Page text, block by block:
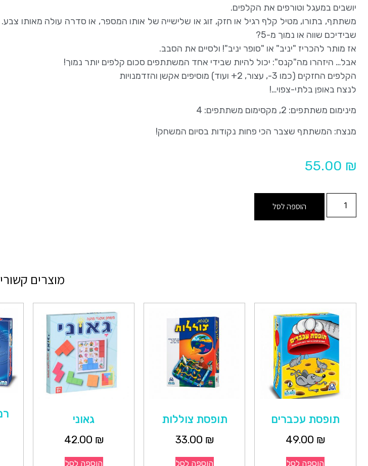
יושבים במעגל וטורפים את הקלפים.
משתתף, בתורו, מטיל קלף רגיל או חזק, זוג או שלישייה של אותו המספר, או סדרה עולה מאותו
שבידיכם שווה או נמוך מ-5?
אז מותר להכריז "יניב" או "סופר יניב"! ולסיים את הסבב.
אבל… היזהרו מה"קנס": יכול להיות שבידי אחד המשתתפים סכום קלפים יותר נמוך!
הקלפים החזקים (כמו 3-, עצור, 2+ ועוד) מוסיפים אקשן והזדמנויות
לנצח באופן בלתי-צפוי…!
מינימום משתתפים: 2, מקסימום משתתפים: 4
מנצח: המשתתף שצבר הכי פחות נקודות בסיום המשחק!
55.00 ₪
הוספה לסל
מוצרים
תופסת עכברים
49.00 ₪
הוספה לסל
תופסת צוללות
33.00 ₪
הוספה לסל
גאוני
42.00 ₪
הוספה לסל